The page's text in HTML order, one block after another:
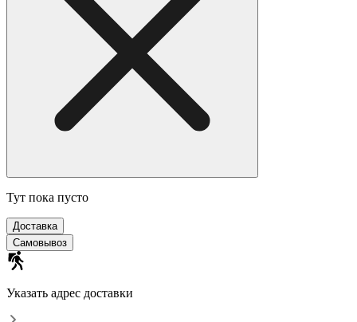
Тут пока пусто
Доставка
Самовывоз
Указать адрес доставки